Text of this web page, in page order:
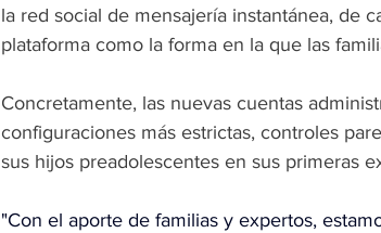
la red social de mensajería instantánea, de
plataforma como la forma en la que las
Concretamente, las nuevas cuentas
configuraciones más estrictas, controles
sus hijos preadolescentes en sus primeras
"Con el aporte de familias y expertos,